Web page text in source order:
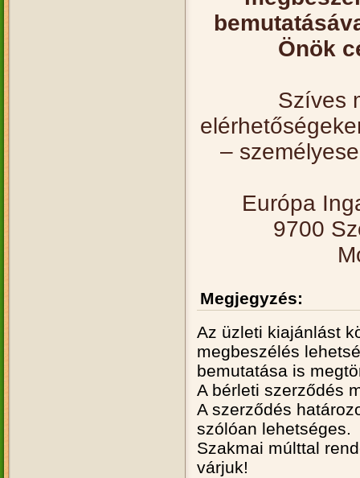
Önök
Szíves
–
Európa
9700
Megjegyzés:
Az üzleti kiajánlást
megbeszélés
bemutatása is
A bérleti szerződés
A szerződés
szólóan lehetséges.
Szakmai múlttal
várjuk!